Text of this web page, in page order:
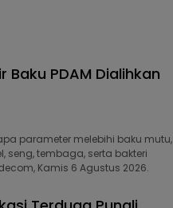
Baku PDAM Dialihkan
parameter melebihi baku mutu,
seng, tembaga, serta bakteri
Kamis 6 Agustus 2026.